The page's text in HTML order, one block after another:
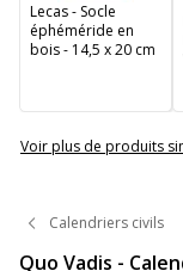
Lecas - Socle
éphéméride en
bois - 14,5 x 20 cm
Voir plus de produits
Calendriers civils
Quo Vadis -